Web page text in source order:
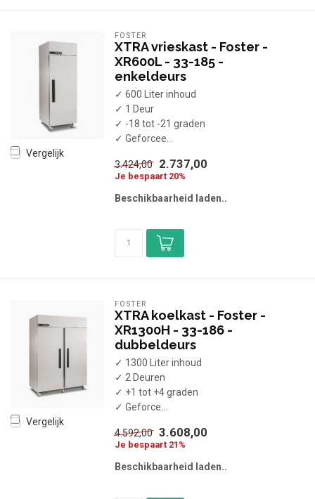
Vergelijk
FOSTER
XTRA vrieskast - Foster -
XR600L - 33-185 -
enkeldeurs
✓ 600 Liter inhoud
✓ 1 Deur
✓ -18 tot -21 graden
✓ Geforcee...
3.424,00 2.737,00
Je bespaart 20%
Beschikbaarheid laden..
Vergelijk
FOSTER
XTRA koelkast - Foster -
XR1300H - 33-186 -
dubbeldeurs
✓ 1300 Liter inhoud
✓ 2 Deuren
✓ +1 tot +4 graden
✓ Geforce...
4.592,00 3.608,00
Je bespaart 21%
Beschikbaarheid laden..